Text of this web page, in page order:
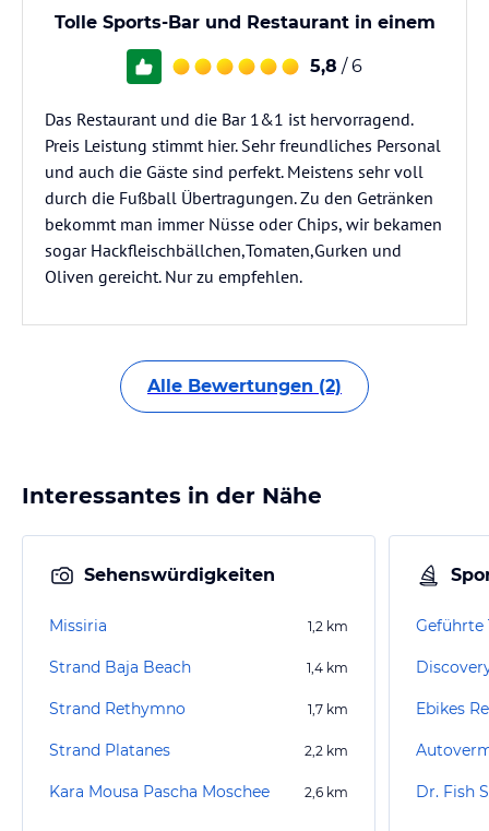
Tolle Sports-Bar und Restaurant in einem
5,8 / 6
Das Restaurant und die Bar 1&1 ist hervorragend.
Preis Leistung stimmt hier. Sehr freundliches Personal
und auch die Gäste sind perfekt. Meistens sehr voll
durch die Fußball Übertragungen. Zu den Getränken
bekommt man immer Nüsse oder Chips, wir bekamen
sogar Hackfleischbällchen,Tomaten,Gurken und
Oliven gereicht. Nur zu empfehlen.
Alle Bewertungen (2)
Interessantes in der Nähe
Sehenswürdigkeiten
Missiria 1,2 km
Strand Baja Beach 1,4 km
Strand Rethymno 1,7 km
Strand Platanes 2,2 km
Kara Mousa Pascha Moschee 2,6 km
Geführte
Ebikes
Dr. Fish